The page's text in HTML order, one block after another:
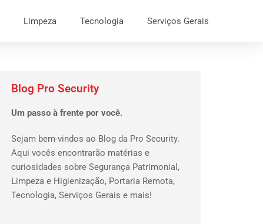
Limpeza Tecnologia Serviços Gerais
Blog Pro Security
Um passo à frente por você.
Sejam bem-vindos ao Blog da Pro Security.
Aqui vocês encontrarão matérias e
curiosidades sobre Segurança Patrimonial,
Limpeza e Higienização, Portaria Remota,
Tecnologia, Serviços Gerais e mais!